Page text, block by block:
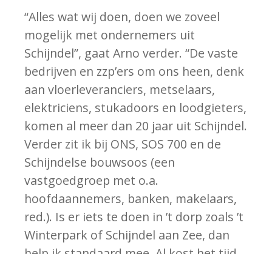
“Alles wat wij doen, doen we zoveel
mogelijk met ondernemers uit
Schijndel”, gaat Arno verder. “De vaste
bedrijven en zzp’ers om ons heen, denk
aan vloerleveranciers, metselaars,
elektriciens, stukadoors en loodgieters,
komen al meer dan 20 jaar uit Schijndel.
Verder zit ik bij ONS, SOS 700 en de
Schijndelse bouwsoos (een
vastgoedgroep met o.a.
hoofdaannemers, banken, makelaars,
red.). Is er iets te doen in ’t dorp zoals ’t
Winterpark of Schijndel aan Zee, dan